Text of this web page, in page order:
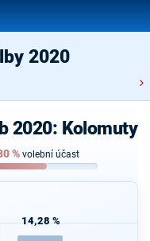
2020
2020: Kolomuty
% volební účast
14,28 %